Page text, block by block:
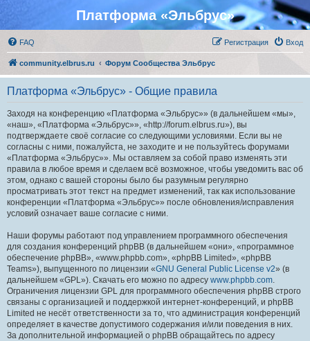
Платформа «Эльбрус»
FAQ Вход
Регистрация
community.elbrus.ru Форум Сообщества Эльбрус
Платформа «Эльбрус» - Общие правила
Заходя на конференцию «Платформа «Эльбрус»» (в дальнейшем «мы»,
«наш», «Платформа «Эльбрус»», «http://forum.elbrus.ru»), вы
подтверждаете своё согласие со следующими условиями. Если вы не
согласны с ними, пожалуйста, не заходите и не пользуйтесь форумами
«Платформа «Эльбрус»». Мы оставляем за собой право изменять эти
правила в любое время и сделаем всё возможное, чтобы уведомить вас об
этом, однако с вашей стороны было бы разумным регулярно
просматривать этот текст на предмет изменений, так как использование
конференции «Платформа «Эльбрус»» после обновления/исправления
условий означает ваше согласие с ними.
Наши форумы работают под управлением программного обеспечения
для создания конференций phpBB (в дальнейшем «они», «программное
обеспечение phpBB», «www.phpbb.com», «phpBB Limited», «phpBB
Teams»), выпущенного по лицензии «GNU General Public License v2» (в
дальнейшем «GPL»). Скачать его можно по адресу www.phpbb.com.
Ограничения лицензии GPL для программного обеспечения phpBB строго
связаны с организацией и поддержкой интернет-конференций, и phpBB
Limited не несёт ответственности за то, что администрация конференций
определяет в качестве допустимого содержания и/или поведения в них.
За дополнительной информацией о phpBB обращайтесь по адресу